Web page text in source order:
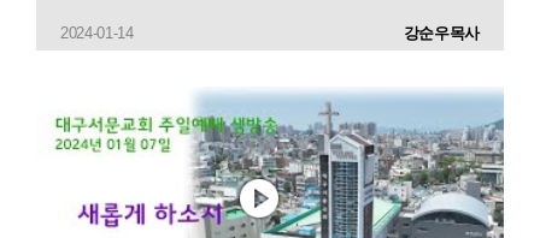
2024-01-14 강순우목사